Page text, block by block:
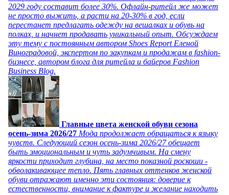
2029 году составит более 30%. Офлайн-ритейл же может
не просто выжить, а расти на 20-30% в год, если
перестанет предлагать одежду на вешалках и обувь на
полках, и начнет продавать уникальный опыт. Обсуждаем
эту тему с постоянным автором Shoes Report Еленой
Виноградовой, экспертом по закупкам и продажам в fashion-
бизнесе, автором блога для ритейла и байеров Fashion
Business Blog.
Главные цвета женской обуви сезона
осень-зима 2026/27 Мода продолжает обращаться к языку
чувств. Следующий сезон осень-зима 2026/27 обещает
быть эмоциональным и чуть задумчивым. На смену
яркости приходит глубина, на место показной роскоши -
обволакивающее тепло. Пять главных оттенков женской
обуви отражают именно эти состояния: доверие к
естественности, внимание к фактуре и желание находить